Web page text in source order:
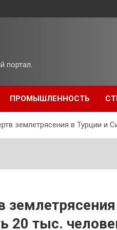
портал.
ПРОМЫШЛЕННОСТЬ
землетрясения в Турции и
20 тыс.